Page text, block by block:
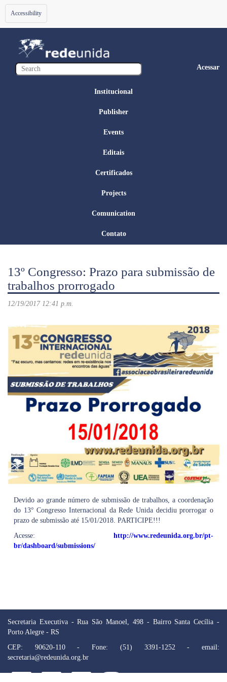
Toggle
navigation
Accessibility
Acessar
Institucional
Publisher
Events
Editais
Certificados
Projects
Comunication
Contato
13º Congresso: Prazo para submissão de
trabalhos prorrogado
12/19/2017 12:41 p.m.
Devido ao grande número de submissão de trabalhos, a coordenação
do 13° Congresso Internacional da Rede Unida decidiu prorrogar o
prazo de submissão até 15/01/2018. PARTICIPE!!!
Acesse: http://www.redeunida.org.br/pt-
br/dashboard/submissions/
Secretaria Executiva - Rua São Manoel, 498 - Bairro Santa Cecília -
Porto Alegre - RS
CEP: 90620-110 - Fone: (51) 3391-1252 - email:
secretaria@redeunida.org.br